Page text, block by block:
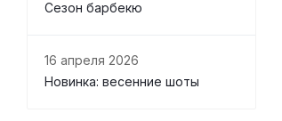
Сезон барбекю
16 апреля 2026
Новинка: весенние шоты